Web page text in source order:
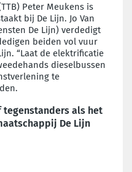
Peter Meukens is
bij De Lijn. Jo Van
De Lijn) verdedigt
beiden vol vuur
“Laat de elektrificatie
dieselbussen
te
als het
De Lijn